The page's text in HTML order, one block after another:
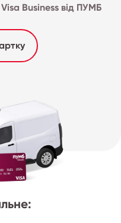
Business від ПУМБ